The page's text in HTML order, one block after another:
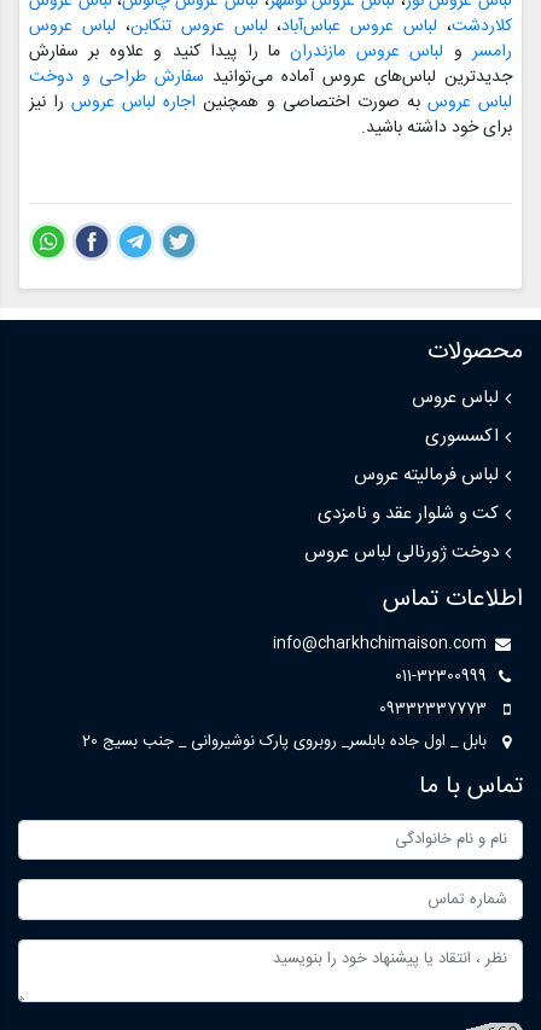
کلاردشت، لباس عروس عباس‌آباد،لباس عروس تنکابن، لباس عروس
رامسرو لباس عروس مازندرانما را پیدا کنید و علاوه بر سفارش
جدیدترین لباس‌های عروس آماده می‌توانید سفارش طراحی و دوخت
لباس عروس به صورت اختصاصی و همچنین اجاره لباس عروسرا نیز
برای خود داشته باشید.
محصولات
لباس عروس
اکسسوری
لباس فرمالیته عروس
کت و شلوار عقد و نامزدی
دوخت ژورنالی لباس عروس
اطلاعات تماس
info@charkhchimaison.com
011-32300999
09332337773
بابل _ اول جاده بابلسر_ روبروی پارک نوشیروانی _ جنب بسیج 20
تماس با ما